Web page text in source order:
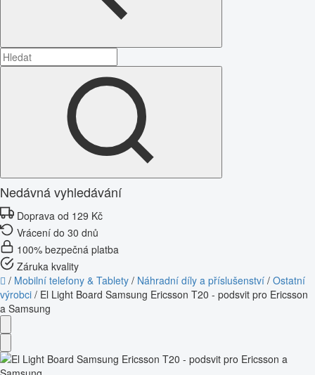
Nedávná vyhledávání
Doprava od 129 Kč
Vrácení do 30 dnů
100% bezpečná platba
Záruka kvality
/ Mobilní telefony & Tablety / Náhradní díly a příslušenství / Ostatní
výrobci / El Light Board Samsung Ericsson T20 - podsvit pro Ericsson
a Samsung